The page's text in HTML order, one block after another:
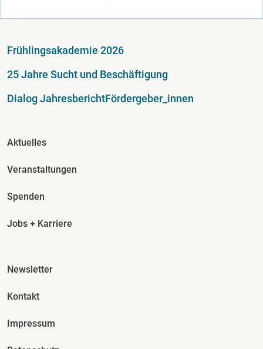
Fußzeile
Frühlingsakademie 2026
25 Jahre Sucht und Beschäftigung
Dialog JahresberichtFördergeber_innen
Fusszeile Spalte 2
Aktuelles
Veranstaltungen
Spenden
Jobs + Karriere
Fusszeile Spalte 3
Newsletter
Kontakt
Impressum